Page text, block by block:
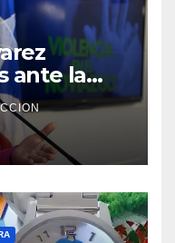
ante la